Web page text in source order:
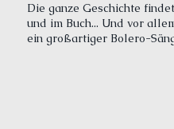
Die ganze Geschichte
und im Buch... Und vor
ein großartiger Bolero-